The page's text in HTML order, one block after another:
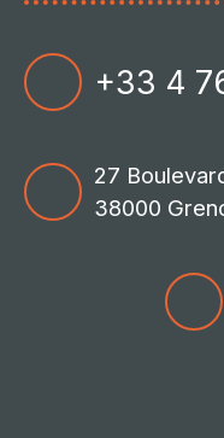
+33 4
27
38000